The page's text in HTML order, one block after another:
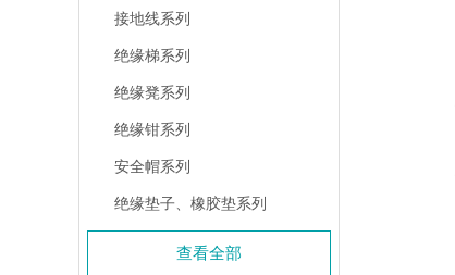
接地线系列
绝缘梯系列
绝缘凳系列
绝缘钳系列
安全帽系列
绝缘垫子、橡胶垫系列
查看全部